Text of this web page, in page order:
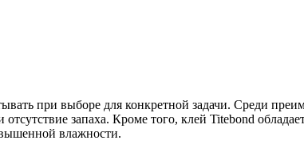
при выборе для конкретной задачи. Среди
запаха. Кроме того, клей Titebond
влажности.